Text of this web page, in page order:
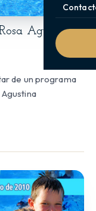
Agustina
de un programa